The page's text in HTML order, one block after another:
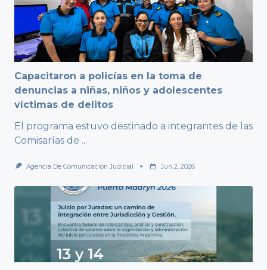
Capacitaron a policías en la toma de
denuncias a niñas, niños y adolescentes
víctimas de delitos
El programa estuvo destinado a integrantes de las
Comisarías de ...
Agencia De Comunicación Judicial Jun 2, 2026